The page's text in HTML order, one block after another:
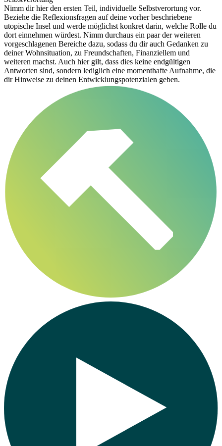
Nimm dir hier den ersten Teil, individuelle Selbstverortung vor.
Beziehe die Reflexionsfragen auf deine vorher beschriebene
utopische Insel und werde möglichst konkret darin, welche Rolle du
dort einnehmen würdest. Nimm durchaus ein paar der weiteren
vorgeschlagenen Bereiche dazu, sodass du dir auch Gedanken zu
deiner Wohnsituation, zu Freundschaften, Finanziellem und
weiteren machst. Auch hier gilt, dass dies keine endgültigen
Antworten sind, sondern lediglich eine momenthafte Aufnahme, die
dir Hinweise zu deinen Entwicklungspotenzialen geben.